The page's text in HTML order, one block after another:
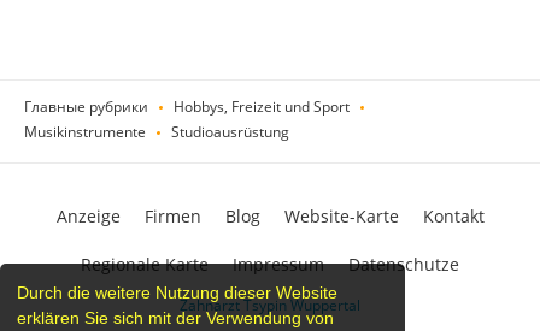
Durch die weitere Nutzung dieser Website
erklären Sie sich mit der Verwendung von
Главные рубрики
Hobbys, Freizeit und Sport
Musikinstrumente
Studioausrüstung
Zahnarzt Tsypin Wuppertal
Anzeige Firmen Blog Website-Karte Kontakt
Regionale Karte Impressum Datenschutze